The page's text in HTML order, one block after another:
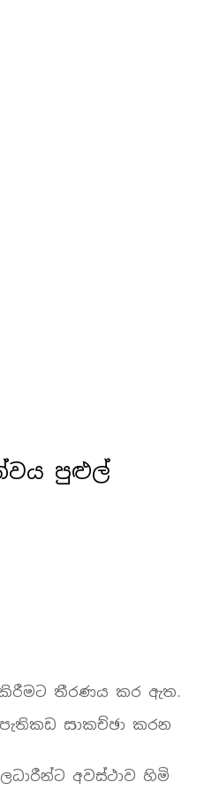
පුළුල්
තීරණය කර ඇත.
සාකච්ඡා කරන
අවස්ථාව හිමි